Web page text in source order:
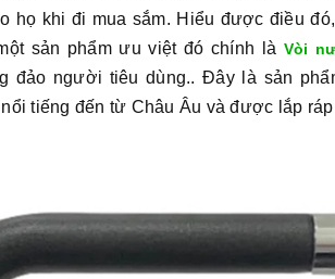
họ khi đi mua sắm. Hiểu được điều đó,
sản phẩm ưu việt đó chính là Vòi
đảo người tiêu dùng.. Đây là sản
tiếng đến từ Châu Âu và được lắp